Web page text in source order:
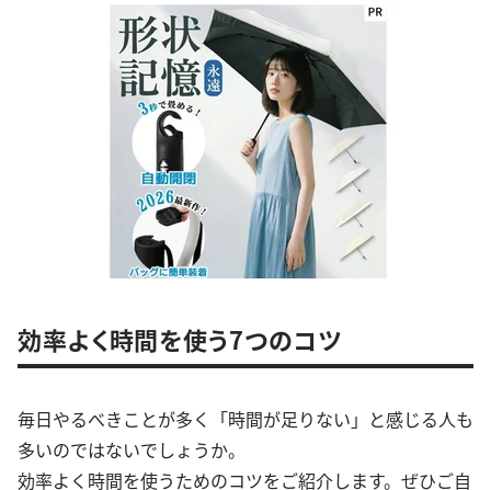
効率よく時間を使う7つのコツ
毎日やるべきことが多く「時間が足りない」と感じる人も
多いのではないでしょうか。
効率よく時間を使うためのコツをご紹介します。ぜひご自